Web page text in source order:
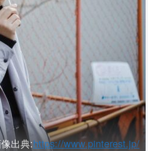
出典:https://www.pinterest.jp/